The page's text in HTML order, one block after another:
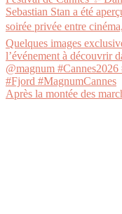
Après la montée des